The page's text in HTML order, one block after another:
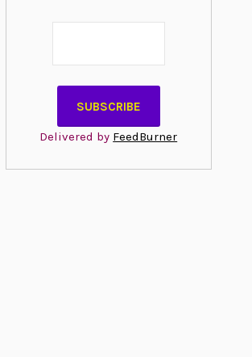
Delivered by FeedBurner